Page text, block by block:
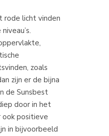
rode licht vinden
zoals
zijn er de bijna
de Sunsbest
door in het
positieve
in bijvoorbeeld